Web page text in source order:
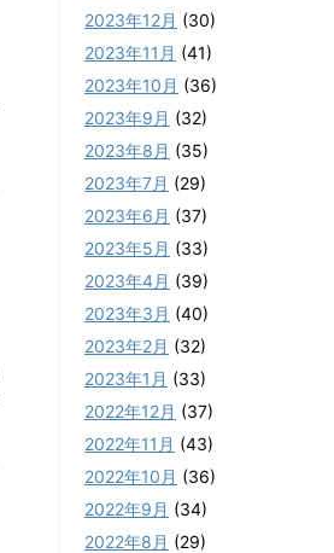
2023年12月 (30)
2023年11月 (41)
2023年10月 (36)
2023年9月 (32)
2023年8月 (35)
2023年7月 (29)
2023年6月 (37)
2023年5月 (33)
2023年4月 (39)
2023年3月 (40)
2023年2月 (32)
2023年1月 (33)
2022年12月 (37)
2022年11月 (43)
2022年10月 (36)
2022年9月 (34)
2022年8月 (29)